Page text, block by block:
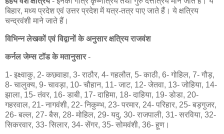
बिहार, मध्य प्रदेश एवं उत्तर प्रदेश में यत्र-तत्र पाए जाते हैं। ये क्षत्रिय
चन्द्रवंशी माने जाते हैं।
विभिन्न लेखकों एवं विद्वानों के अनुसार क्षत्रिय राजवंश
कर्नल जेम्स टॉड के मतानुसार-
1- इक्ष्वाकु, 2- कछवाहा, 3- राठौर, 4- गहलौत, 5- काठी, 6- गोहिल, 7- गौड़,
8- चालुक्य, 9- चावड़ा, 10- चौहान, 11- जाट, 12- जेतवा, 13- जोहिया, 14-
झाला, 15- तंवर, 16- डाबी, 17- दाहिमा, 18- दाहिया, 19- डोडा, 20-
गहरवाल, 21- नागवंशी, 22- निकुम्भ, 23- परमार, 24- परिहार, 25- बड़गुजर,
26- बल्ल, 27- बैस, 28- मोहिल, 29- यदु, 30- राजपाली, 31- सरविया, 32-
सिकरवार, 33- सिलार, 34- सेंगर, 35- सोमवंशी, 36- हूण।